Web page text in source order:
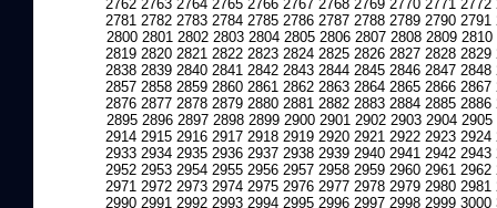
2762 2763 2764 2765 2766 2767 2768 2769 2770 2771 2772
2781 2782 2783 2784 2785 2786 2787 2788 2789 2790 2791
2800 2801 2802 2803 2804 2805 2806 2807 2808 2809 2810
2819 2820 2821 2822 2823 2824 2825 2826 2827 2828 2829
2838 2839 2840 2841 2842 2843 2844 2845 2846 2847 2848
2857 2858 2859 2860 2861 2862 2863 2864 2865 2866 2867
2876 2877 2878 2879 2880 2881 2882 2883 2884 2885 2886
2895 2896 2897 2898 2899 2900 2901 2902 2903 2904 2905
2914 2915 2916 2917 2918 2919 2920 2921 2922 2923 2924
2933 2934 2935 2936 2937 2938 2939 2940 2941 2942 2943
2952 2953 2954 2955 2956 2957 2958 2959 2960 2961 2962
2971 2972 2973 2974 2975 2976 2977 2978 2979 2980 2981
2990 2991 2992 2993 2994 2995 2996 2997 2998 2999 3000